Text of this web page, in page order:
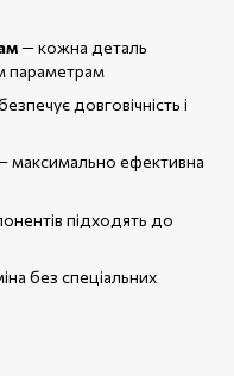
— кожна деталь
параметрам
довговічність і
максимально ефективна
підходять до
без спеціальних